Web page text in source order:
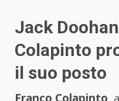
Jack
Colapinto
il suo posto